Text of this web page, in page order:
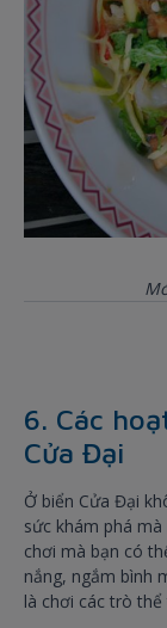
6. Các
Cửa Đại
Ở biển Cửa Đại
sức khám phá
chơi mà bạn có
nắng, ngắm bình
là chơi các trò